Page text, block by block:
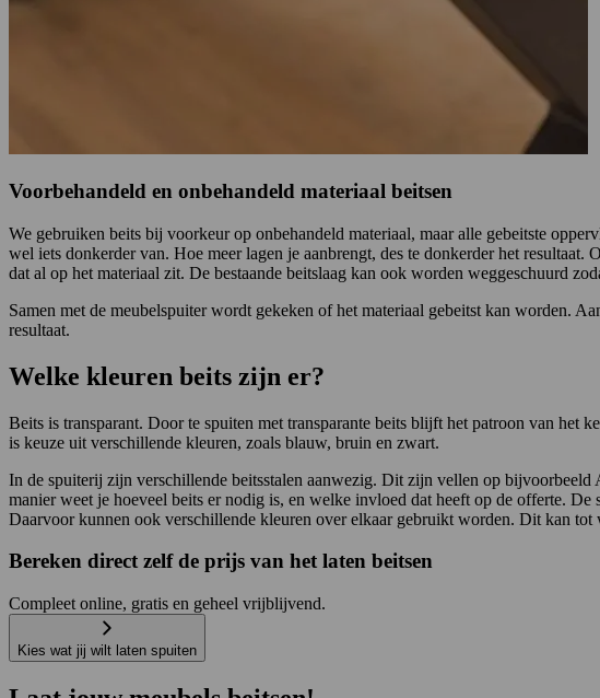
Voorbehandeld en onbehandeld materiaal beitsen
We gebruiken beits bij voorkeur op onbehandeld materiaal, maar alle gebeitste
wel iets donkerder van. Hoe meer lagen je aanbrengt, des te donkerder het
dat al op het materiaal zit. De bestaande beitslaag kan ook worden weggeschuurd
Samen met de meubelspuiter wordt gekeken of het materiaal gebeitst kan worden.
resultaat.
Welke kleuren beits zijn er?
Beits is transparant. Door te spuiten met transparante beits blijft het patroon van het
is keuze uit verschillende kleuren, zoals blauw, bruin en zwart.
In de spuiterij zijn verschillende beitsstalen aanwezig. Dit zijn vellen op
manier weet je hoeveel beits er nodig is, en welke invloed dat heeft op de offerte.
Daarvoor kunnen ook verschillende kleuren over elkaar gebruikt worden. Dit kan
Bereken direct zelf de prijs van het laten beitsen
Compleet online, gratis en geheel vrijblijvend.
Kies wat jij wilt laten spuiten